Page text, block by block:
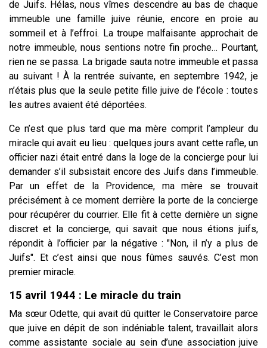
de Juifs. Hélas, nous vîmes descendre au bas de chaque
immeuble une famille juive réunie, encore en proie au
sommeil et à l’effroi. La troupe malfaisante approchait de
notre immeuble, nous sentions notre fin proche… Pourtant,
rien ne se passa. La brigade sauta notre immeuble et passa
au suivant ! À la rentrée suivante, en septembre 1942, je
n’étais plus que la seule petite fille juive de l’école : toutes
les autres avaient été déportées.
Ce n’est que plus tard que ma mère comprit l’ampleur du
miracle qui avait eu lieu : quelques jours avant cette rafle, un
officier nazi était entré dans la loge de la concierge pour lui
demander s’il subsistait encore des Juifs dans l’immeuble.
Par un effet de la Providence, ma mère se trouvait
précisément à ce moment derrière la porte de la concierge
pour récupérer du courrier. Elle fit à cette dernière un signe
discret et la concierge, qui savait que nous étions juifs,
répondit à l’officier par la négative : "Non, il n’y a plus de
Juifs". Et c’est ainsi que nous fûmes sauvés. C’est mon
premier miracle.
15 avril 1944 : Le miracle du train
Ma sœur Odette, qui avait dû quitter le Conservatoire parce
que juive en dépit de son indéniable talent, travaillait alors
comme assistante sociale au sein d’une association juive